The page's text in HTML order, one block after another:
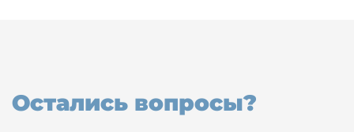
Остались вопросы?